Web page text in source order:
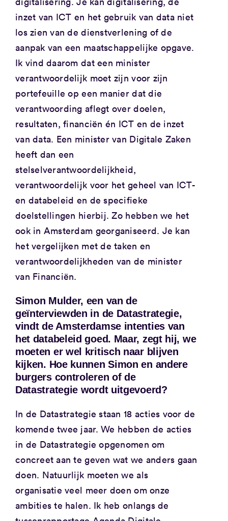
inzet van ICT en het gebruik van data niet
los zien van de dienstverlening of de
aanpak van een maatschappelijke opgave.
Ik vind daarom dat een minister
verantwoordelijk moet zijn voor zijn
portefeuille op een manier dat die
verantwoording aflegt over doelen,
resultaten, financiën én ICT en de inzet
van data. Een minister van Digitale Zaken
heeft dan een
stelselverantwoordelijkheid,
verantwoordelijk voor het geheel van ICT-
en databeleid en de specifieke
doelstellingen hierbij. Zo hebben we het
ook in Amsterdam georganiseerd. Je kan
het vergelijken met de taken en
verantwoordelijkheden van de minister
van Financiën.
Simon Mulder, een van de
geïnterviewden in de Datastrategie,
vindt de Amsterdamse intenties van
het databeleid goed. Maar, zegt hij, we
moeten er wel kritisch naar blijven
kijken. Hoe kunnen Simon en andere
burgers controleren of de
Datastrategie wordt uitgevoerd?
In de Datastrategie staan 18 acties voor de
komende twee jaar. We hebben de acties
in de Datastrategie opgenomen om
concreet aan te geven wat we anders gaan
doen. Natuurlijk moeten we als
organisatie veel meer doen om onze
ambities te halen. Ik heb onlangs de